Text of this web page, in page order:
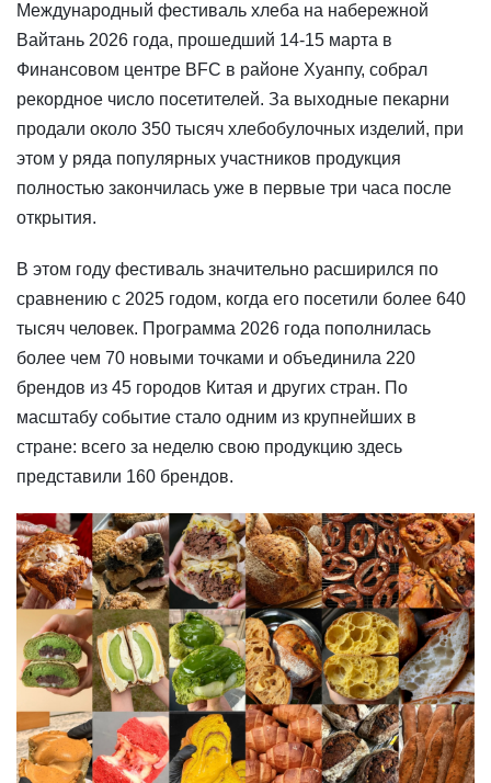
​Международный фестиваль хлеба на набережной
Вайтань 2026 года, прошедший 14-15 марта в
Финансовом центре BFC в районе Хуанпу, собрал
рекордное число посетителей. За выходные пекарни
продали около 350 тысяч хлебобулочных изделий, при
этом у ряда популярных участников продукция
полностью закончилась уже в первые три часа после
открытия.
В этом году фестиваль значительно расширился по
сравнению с 2025 годом, когда его посетили более 640
тысяч человек. Программа 2026 года пополнилась
более чем 70 новыми точками и объединила 220
брендов из 45 городов Китая и других стран. По
масштабу событие стало одним из крупнейших в
стране: всего за неделю свою продукцию здесь
представили 160 брендов.